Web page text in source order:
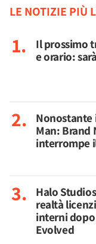
LE NOTIZIE PIÙ
Il prossimo
e orario:
Nonostante
Man: Brand
interrompe
Halo
realtà
interni
Evolved